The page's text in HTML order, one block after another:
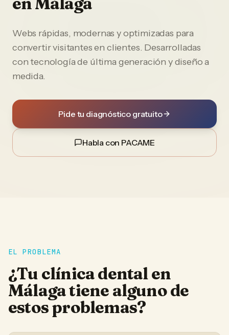
Webs rápidas, modernas y optimizadas para
convertir visitantes en clientes. Desarrolladas
con tecnología de última generación y diseño a
medida.
Pide tu diagnóstico gratuito
Habla con PACAME
EL PROBLEMA
¿Tu clínica dentalen
Málagatiene alguno de
estos problemas?